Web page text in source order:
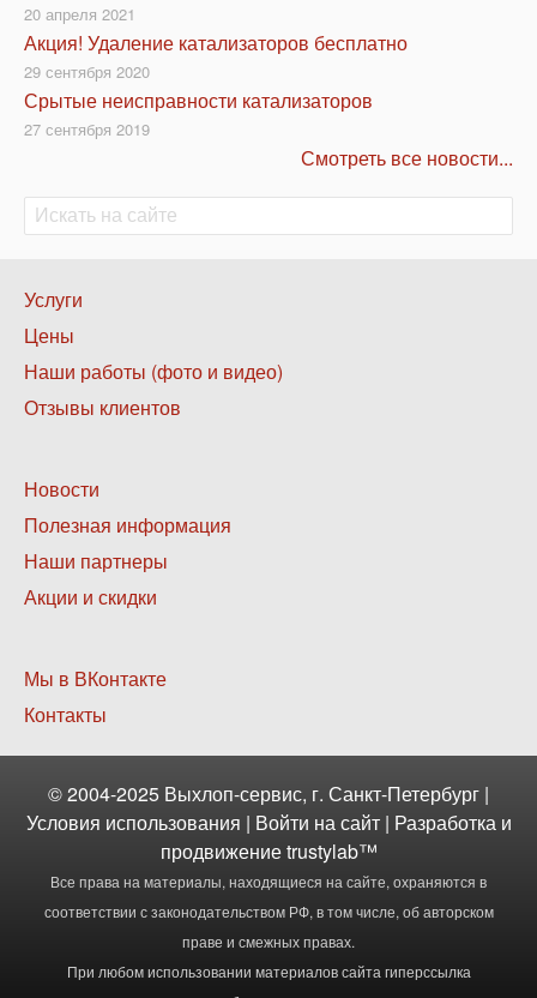
20 апреля 2021
Акция! Удаление катализаторов бесплатно
29 сентября 2020
Срытые неисправности катализаторов
27 сентября 2019
Смотреть все новости...
Поиск
Поиск
Нижнее
меню
1
Услуги
Цены
Наши работы (фото и видео)
Отзывы клиентов
Нижнее
меню
2
Новости
Полезная информация
Наши партнеры
Акции и скидки
Нижнее
меню
3
Мы в ВКонтакте
Контакты
© 2004-2025 Выхлоп-сервис, г. Санкт-Петербург |
Условия использования | Войти на сайт | Разработка и
продвижениеtrustylab™
Все права на материалы, находящиеся на сайте, охраняются в
соответствии с законодательством РФ, в том числе, об авторском
праве и смежных правах.
При любом использовании материалов сайта гиперссылка